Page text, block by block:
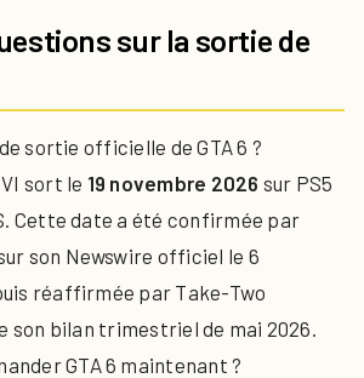
sur la sortie de
sortie officielle de GTA 6 ?
sort le 19 novembre 2026 sur PS5
Cette date a été confirmée par
son Newswire officiel le 6
réaffirmée par Take-Two
son bilan trimestriel de mai 2026.
GTA 6 maintenant ?